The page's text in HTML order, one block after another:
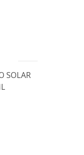
SOLAR